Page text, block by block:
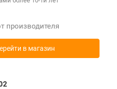
производителя
в магазин